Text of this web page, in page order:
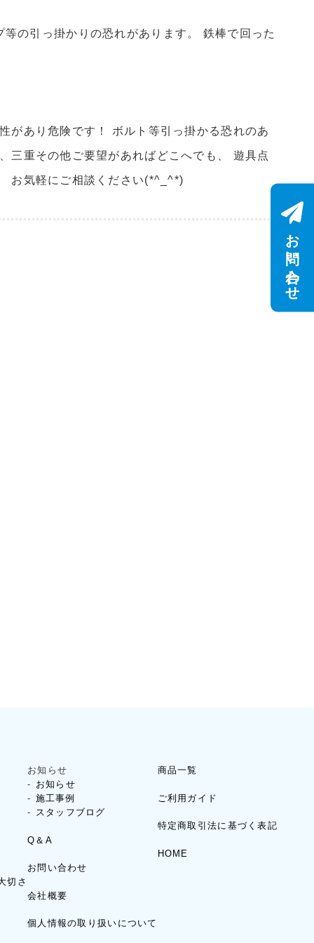
の引っ掛かりの恐れがあります。 鉄棒で回った
があり危険です！ ボルト等引っ掛かる恐れのあ
三重その他ご要望があればどこへでも、 遊具点
お気軽にご相談ください(*^_^*)
切さ
お知らせ
お知らせ
施工事例
スタッフブログ
Q＆A
お問い合わせ
会社概要
個人情報の取り扱いについて
商品一覧
ご利用ガイド
特定商取引法に基づく表記
HOME
お問い合わせ